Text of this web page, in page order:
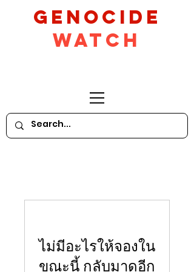
GeNocide
Watch
ไม่มีอะไรให้จองใน
ขณะนี้ กลับมาดูอีก